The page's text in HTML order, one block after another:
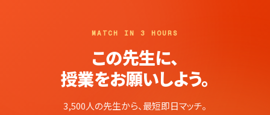
MATCH IN 3 HOURS
この先生に、
授業をお願いしよう。
3,500人の先生から、最短即日マッチ。